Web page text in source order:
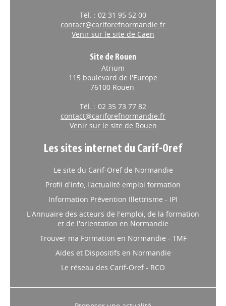
Tél. : 02 31 95 52 00
contact@cariforefnormandie.fr
Venir sur le site de Caen
Site de Rouen
Atrium
115 boulevard de l'Europe
76100 Rouen
Tél. : 02 35 73 77 82
contact@cariforefnormandie.fr
Venir sur le site de Rouen
Les sites internet du Carif-Oref
Le site du Carif-Oref de Normandie
Profil d'info, l'actualité emploi formation
Information Prévention Illettrisme - IPI
L'Annuaire des acteurs de l'emploi, de la formation
et de l'orientation en Normandie
Trouver ma Formation en Normandie - TMF
Aides et Dispositifs en Normandie
Le réseau des Carif-Oref - RCO